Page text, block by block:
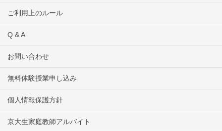
ご利用上のルール
Q & A
お問い合わせ
無料体験授業申し込み
個人情報保護方針
京大生家庭教師アルバイト